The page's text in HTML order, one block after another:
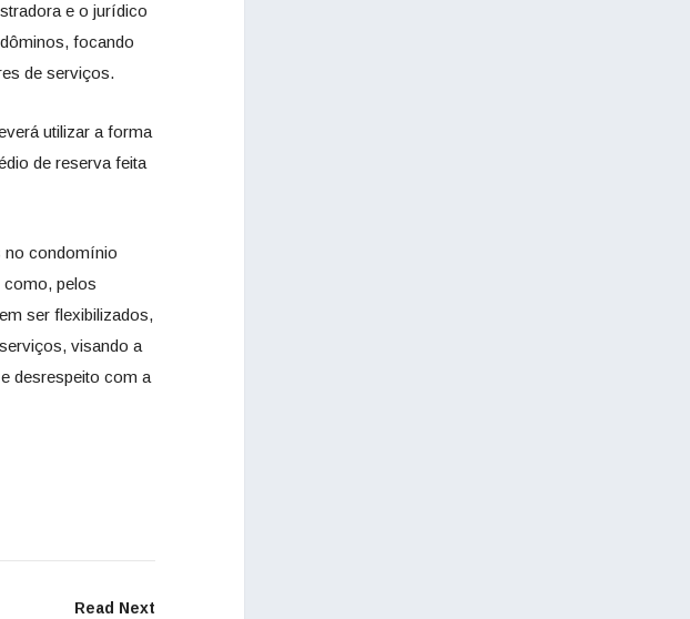
e o jurídico
focando
de serviços.
utilizar a forma
de reserva feita
no condomínio
como, pelos
ser flexibilizados,
visando a
desrespeito com a
Read Next